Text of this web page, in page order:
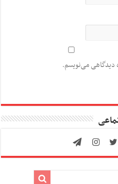
دیدگاهی می‌نویسم.